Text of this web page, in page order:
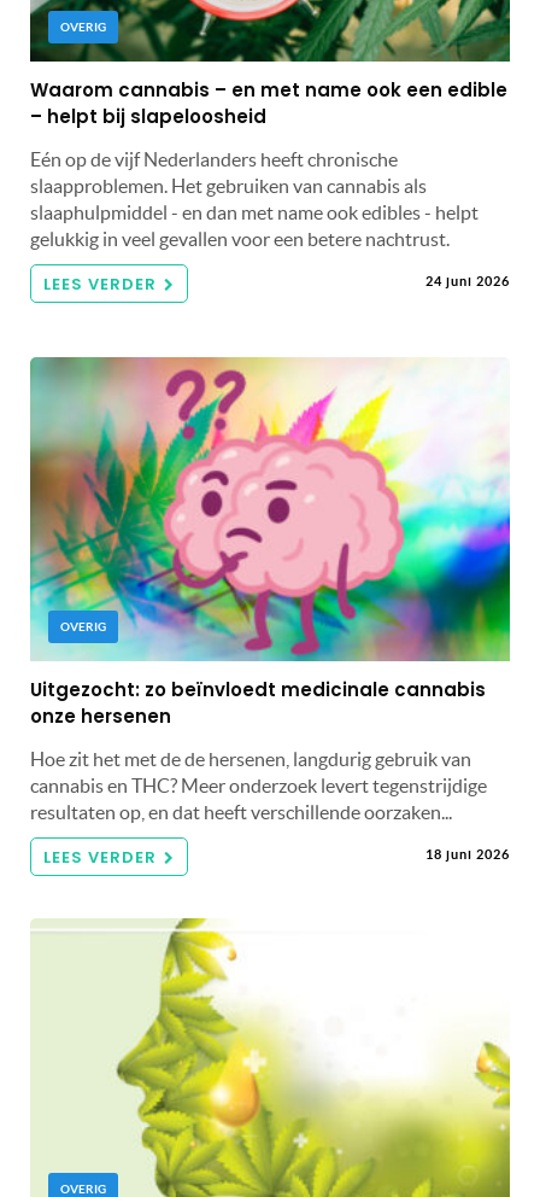
OVERIG
Waarom cannabis – en met name ook een edible
– helpt bij slapeloosheid
Eén op de vijf Nederlanders heeft chronische
slaapproblemen. Het gebruiken van cannabis als
slaaphulpmiddel - en dan met name ook edibles - helpt
gelukkig in veel gevallen voor een betere nachtrust.
LEES VERDER 24 juni 2026
OVERIG
Uitgezocht: zo beïnvloedt medicinale cannabis
onze hersenen
Hoe zit het met de de hersenen, langdurig gebruik van
cannabis en THC? Meer onderzoek levert tegenstrijdige
resultaten op, en dat heeft verschillende oorzaken...
LEES VERDER 18 juni 2026
OVERIG